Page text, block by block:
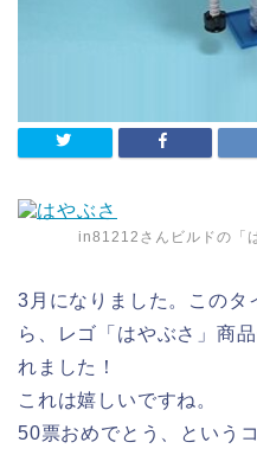
in81212さんビルドの「
3月になりました。このタ
ら、レゴ「はやぶさ」商
れました！
これは嬉しいですね。
50票おめでとう、という